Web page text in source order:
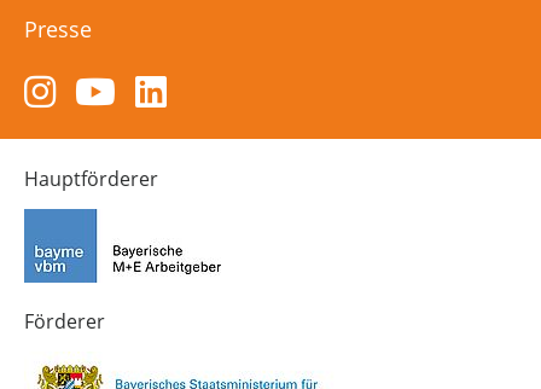
Presse
Zum
Instagram-
Kanal
von
Technik-
in
Bayern
4.0
Zum
YouTube-
Kanal
von
LinkedIn-
Kanal
Hauptförderer
Förderer